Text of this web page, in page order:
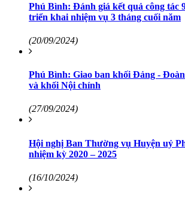
Phú Bình: Đánh giá kết quả công tác
triển khai nhiệm vụ 3 tháng cuối năm
(20/09/2024)
Phú Bình: Giao ban khối Đảng -
và khối Nội chính
(27/09/2024)
Hội nghị Ban Thường vụ Huyện uỷ
nhiệm kỳ 2020 – 2025
(16/10/2024)